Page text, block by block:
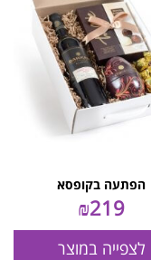
הפתעה בקופסא
₪219
לצפייה במוצר